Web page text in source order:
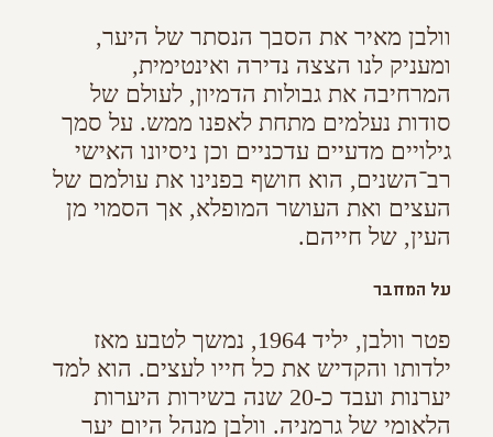
וולבן מאיר את הסבך הנסתר של היער,
ומעניק לנו הצצה נדירה ואינטימית,
המרחיבה את גבולות הדמיון, לעולם של
סודות נעלמים מתחת לאפנו ממש. על סמך
גילויים מדעיים עדכניים וכן ניסיונו האישי
רב־השנים, הוא חושף בפנינו את עולמם של
העצים ואת העושר המופלא, אך הסמוי מן
העין, של חייהם.
על המחבר
פטר וולבן, יליד 1964, נמשך לטבע מאז
ילדותו והקדיש את כל חייו לעצים. הוא למד
יערנות ועבד כ-20 שנה בשירות היערות
הלאומי של גרמניה. וולבן מנהל היום יער